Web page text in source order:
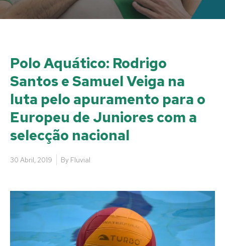
Polo Aquático: Rodrigo
Santos e Samuel Veiga na
luta pelo apuramento para o
Europeu de Juniores com a
selecção nacional
30 Abril, 2019 By Fluvial